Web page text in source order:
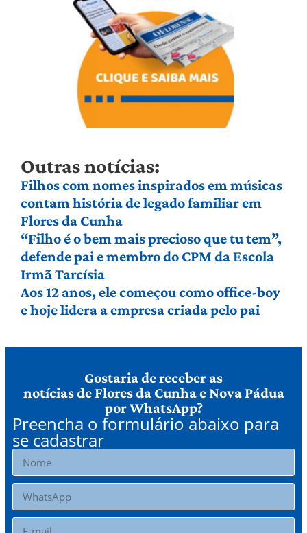
Outras notícias:
Filhos com nomes inspirados em músicas
contam história de legado familiar em
Flores da Cunha
“Filho é o bem mais precioso que tu tem”,
defende pai e membro do CPM da Escola
Irmã Tarcísia
Aos 12 anos, ele começou como office-boy
e hoje lidera a empresa criada pelo pai
Gostaria de receber as
notícias de Flores da Cunha e Nova Pádua
por WhatsApp?
Preencha o formulário abaixo para
se cadastrar